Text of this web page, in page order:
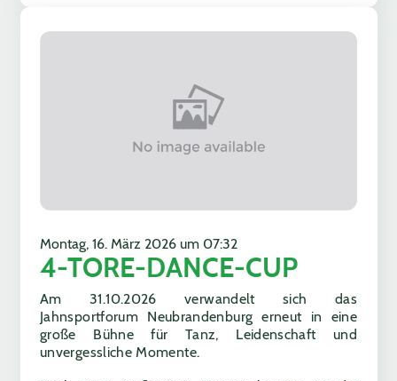
Montag, 16. März 2026 um 07:32
4-TORE-DANCE-CUP
Am 31.10.2026 verwandelt sich das
Jahnsportforum Neubrandenburg erneut in eine
große Bühne für Tanz, Leidenschaft und
unvergessliche Momente.